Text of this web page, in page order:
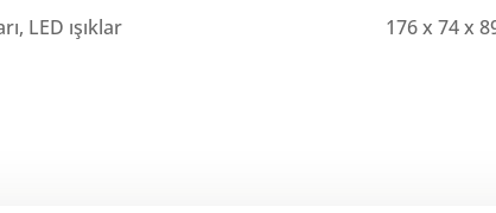
LED ışıklar 176 x 74 x